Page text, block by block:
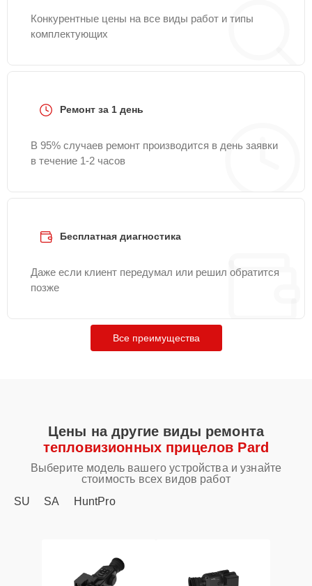
Конкурентные цены на все виды работ и типы
комплектующих
Ремонт за 1 день
В 95% случаев ремонт производится в день заявки
в течение 1-2 часов
Бесплатная диагностика
Даже если клиент передумал или решил обратится
позже
Все преимущества
Цены на другие виды ремонта
тепловизионных прицелов Pard
Выберите модель вашего устройства и узнайте
стоимость всех видов работ
SU
SA HuntPro